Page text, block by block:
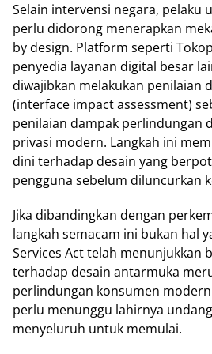
Selain intervensi negara, pelaku
perlu didorong menerapkan
by design. Platform seperti
penyedia layanan digital besar
diwajibkan melakukan penilaian
(interface impact assessment)
penilaian dampak perlindungan
privasi modern. Langkah ini
dini terhadap desain yang
pengguna sebelum diluncurkan
Jika dibandingkan dengan
langkah semacam ini bukan hal
Services Act telah menunjukkan
terhadap desain antarmuka
perlindungan konsumen
perlu menunggu lahirnya
menyeluruh untuk memulai.